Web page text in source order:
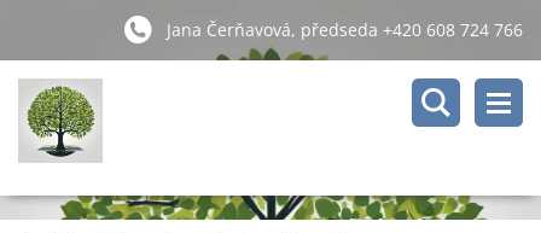
Jana Čerňavová, předseda +420 608 724 766